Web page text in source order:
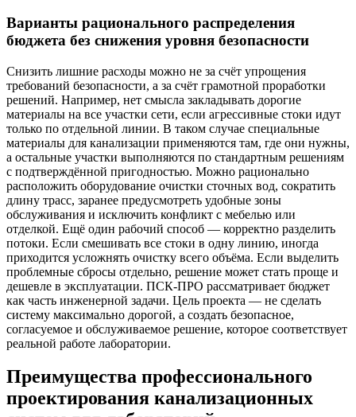
Варианты рационального распределения
бюджета без снижения уровня безопасности
Снизить лишние расходы можно не за счёт упрощения
требований безопасности, а за счёт грамотной проработки
решений. Например, нет смысла закладывать дорогие
материалы на все участки сети, если агрессивные стоки идут
только по отдельной линии. В таком случае специальные
материалы для канализации применяются там, где они нужны,
а остальные участки выполняются по стандартным решениям
с подтверждённой пригодностью. Можно рационально
расположить оборудование очистки сточных вод, сократить
длину трасс, заранее предусмотреть удобные зоны
обслуживания и исключить конфликт с мебелью или
отделкой. Ещё один рабочий способ — корректно разделить
потоки. Если смешивать все стоки в одну линию, иногда
приходится усложнять очистку всего объёма. Если выделить
проблемные сбросы отдельно, решение может стать проще и
дешевле в эксплуатации. ПСК-ПРО рассматривает бюджет
как часть инженерной задачи. Цель проекта — не сделать
систему максимально дорогой, а создать безопасное,
согласуемое и обслуживаемое решение, которое соответствует
реальной работе лаборатории.
Преимущества профессионального
проектирования канализационных